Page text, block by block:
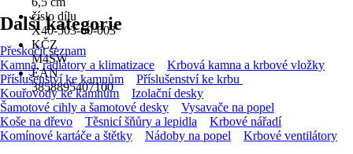
číslo dílu
X40-503-60-003
KČZ
M4SW
EAN
3858895407100
Další kategorie
Přeskočit seznam
Kamna, radiátory a klimatizace
Krbová kamna a krbové vložky
Příslušenství ke kamnům
Příslušenství ke krbu
Kouřovody ke kamnům
Izolační desky
Šamotové cihly a šamotové desky
Vysavače na popel
Koše na dřevo
Těsnicí šňůry a lepidla
Krbové nářadí
Komínové kartáče a štětky
Nádoby na popel Krbové ventilátory